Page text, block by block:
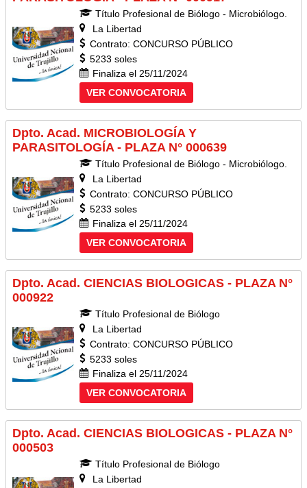
Título Profesional de Biólogo - Microbiólogo.
La Libertad
Contrato: CONCURSO PÚBLICO
5233 soles
Finaliza el 25/11/2024
VER CONVOCATORIA
Dpto. Acad. MICROBIOLOGÍA Y
PARASITOLOGÍA - PLAZA N° 000639
Título Profesional de Biólogo - Microbiólogo.
La Libertad
Contrato: CONCURSO PÚBLICO
5233 soles
Finaliza el 25/11/2024
VER CONVOCATORIA
Dpto. Acad. CIENCIAS BIOLOGICAS - PLAZA N°
000922
Título Profesional de Biólogo
La Libertad
Contrato: CONCURSO PÚBLICO
5233 soles
Finaliza el 25/11/2024
VER CONVOCATORIA
Dpto. Acad. CIENCIAS BIOLOGICAS - PLAZA N°
000503
Título Profesional de Biólogo
La Libertad